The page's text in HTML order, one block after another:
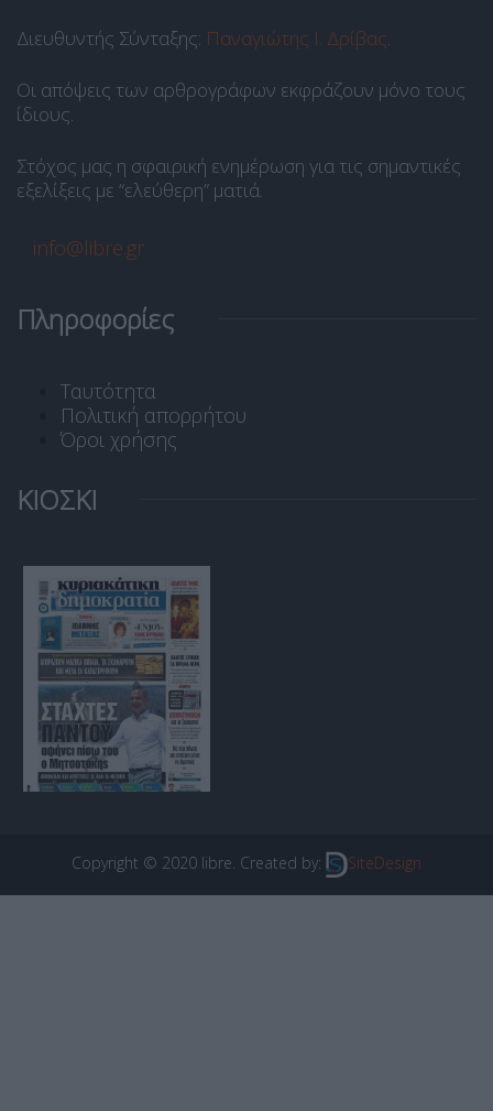
Διευθυντής Σύνταξης: Παναγιώτης Ι. Δρίβας.
Οι απόψεις των αρθρογράφων εκφράζουν μόνο τους
ίδιους.
Στόχος μας η σφαιρική ενημέρωση για τις σημαντικές
εξελίξεις με “ελεύθερη” ματιά.
info@libre.gr
Πληροφορίες
Ταυτότητα
Πολιτική απορρήτου
Όροι χρήσης
ΚΙΟΣΚΙ
Copyright © 2020 libre. Created by: SiteDesign